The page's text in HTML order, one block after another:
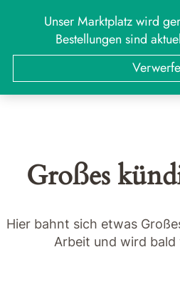
Unser Marktplatz wird
Bestellungen sind
Suchen
Großes
Hier bahnt sich etwas
Arbeit und wird